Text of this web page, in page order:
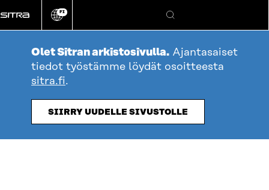
suoraan
sisältöön
Vaihda
kieli
FI
Hae
Olet Sitran arkistosivulla. Ajantasaiset
tiedot työstämme löydät osoitteesta
sitra.fi.
SIIRRY UUDELLE SIVUSTOLLE